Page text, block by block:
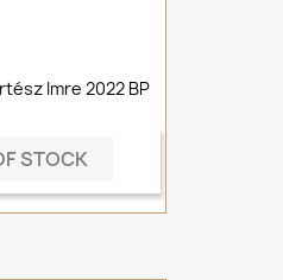
Imre 2022 BP
STOCK